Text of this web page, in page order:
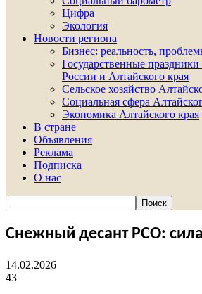
Цифра
Экология
Новости региона
Бизнес: реальность,
Государственные
России и Алтайского края
Сельское хозяйство
Социальная сфера
Экономика Алтайского края
В стране
Объявления
Реклама
Подписка
О нас
Снежный десант РСО:
14.02.2026
43